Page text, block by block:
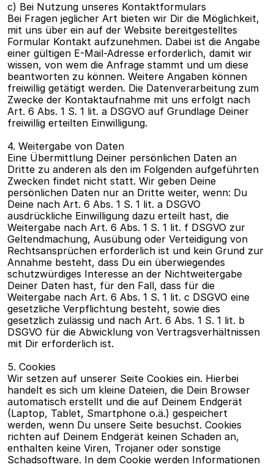
c) Bei Nutzung unseres Kontaktformulars
Bei Fragen jeglicher Art bieten wir Dir die Möglichkeit,
mit uns über ein auf der Website bereitgestelltes
Formular Kontakt aufzunehmen. Dabei ist die Angabe
einer gültigen E-Mail-Adresse erforderlich, damit wir
wissen, von wem die Anfrage stammt und um diese
beantworten zu können. Weitere Angaben können
freiwillig getätigt werden. Die Datenverarbeitung zum
Zwecke der Kontaktaufnahme mit uns erfolgt nach
Art. 6 Abs. 1 S. 1 lit. a DSGVO auf Grundlage Deiner
freiwillig erteilten Einwilligung.
4. Weitergabe von Daten
Eine Übermittlung Deiner persönlichen Daten an
Dritte zu anderen als den im Folgenden aufgeführten
Zwecken findet nicht statt. Wir geben Deine
persönlichen Daten nur an Dritte weiter, wenn: Du
Deine nach Art. 6 Abs. 1 S. 1 lit. a DSGVO
ausdrückliche Einwilligung dazu erteilt hast, die
Weitergabe nach Art. 6 Abs. 1 S. 1 lit. f DSGVO zur
Geltendmachung, Ausübung oder Verteidigung von
Rechtsansprüchen erforderlich ist und kein Grund zur
Annahme besteht, dass Du ein überwiegendes
schutzwürdiges Interesse an der Nichtweitergabe
Deiner Daten hast, für den Fall, dass für die
Weitergabe nach Art. 6 Abs. 1 S. 1 lit. c DSGVO eine
gesetzliche Verpflichtung besteht, sowie dies
gesetzlich zulässig und nach Art. 6 Abs. 1 S. 1 lit. b
DSGVO für die Abwicklung von Vertragsverhältnissen
mit Dir erforderlich ist.
5. Cookies
Wir setzen auf unserer Seite Cookies ein. Hierbei
handelt es sich um kleine Dateien, die Dein Browser
automatisch erstellt und die auf Deinem Endgerät
(Laptop, Tablet, Smartphone o.ä.) gespeichert
werden, wenn Du unsere Seite besuchst. Cookies
richten auf Deinem Endgerät keinen Schaden an,
enthalten keine Viren, Trojaner oder sonstige
Schadsoftware. In dem Cookie werden Informationen